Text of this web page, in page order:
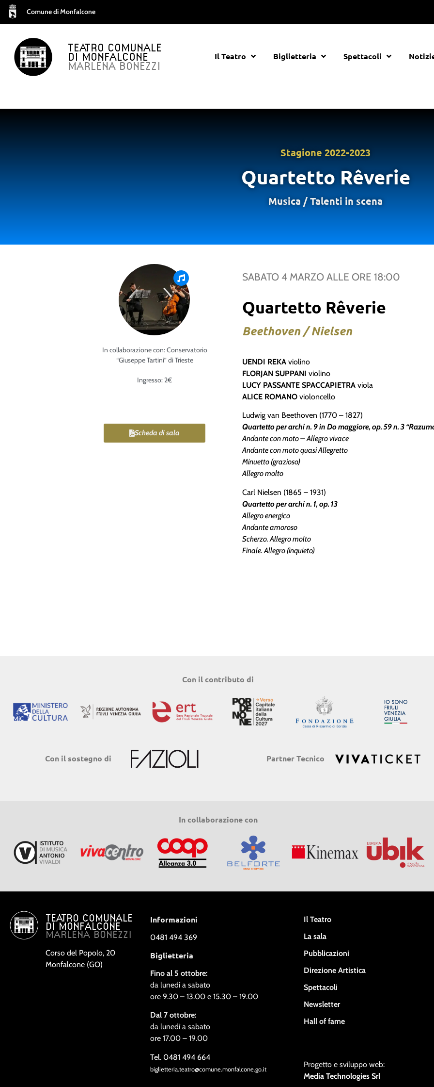
Comune di Monfalcone
TEATRO COMUNALE
DI MONFALCONE
MARLENA BONEZZI
Il Teatro Biglietteria Spettacoli
Stagione 2022-2023
Quartetto Rêverie
Musica /Talenti in scena
In collaborazione con: Conservatorio
“Giuseppe Tartini” di Trieste
Ingresso: 2€
Scheda di sala
SABATO 4 MARZO ALLE ORE 18:00
Quartetto Rêverie
Beethoven / Nielsen
UENDI REKA violino
FLORJAN SUPPANI violino
LUCY PASSANTE SPACCAPIETRAviola
ALICE ROMANO violoncello
Ludwig van Beethoven (1770 – 1827)
Quartetto per archi n. 9 in Do maggiore, op. 59 n. 3
Andante con moto – Allegro vivace
Andante con moto quasi Allegretto
Minuetto (grazioso)
Allegro molto
Carl Nielsen (1865 – 1931)
Quartetto per archi n. 1, op. 13
Allegro energico
Andante amoroso
Scherzo. Allegro molto
Finale. Allegro (inquieto)
Con il contributo di
Con il sostegno di Partner Tecnico
In collaborazione con
TEATRO COMUNALE
DI MONFALCONE
MARLENA BONEZZI
Corso del Popolo, 20
Monfalcone (GO)
Informazioni
0481 494 369
Biglietteria
Fino al 5 ottobre:
da lunedì a sabato
ore 9.30 – 13.00 e 15.30 – 19.00
Dal 7 ottobre:
da lunedì a sabato
ore 17.00 – 19.00
Tel. 0481 494 664
biglietteria.teatro@comune.monfalcone.go.it
Il Teatro
La sala
Pubblicazioni
Direzione Artistica
Spettacoli
Newsletter
Hall of fame
Progetto e sviluppo web:
Media Technologies Srl